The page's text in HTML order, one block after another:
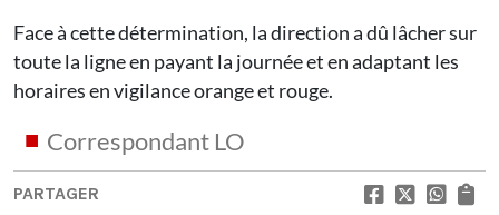
Face à cette détermination, la direction a dû lâcher sur
toute la ligne en payant la journée et en adaptant les
horaires en vigilance orange et rouge.
Correspondant LO
PARTAGER